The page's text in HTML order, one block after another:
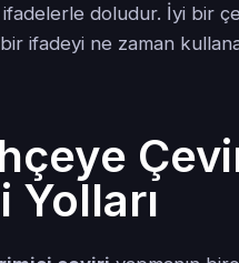
doludur. İyi bir
ifadeyi ne zaman
Yolları